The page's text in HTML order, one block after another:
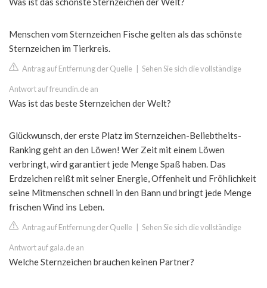
Menschen vom Sternzeichen Fische gelten als das schönste
Sternzeichen im Tierkreis.
Antrag auf Entfernung der Quelle Sehen Sie sich die vollständige
Antwort auf freundin.de an
Was ist das beste Sternzeichen der Welt?
Glückwunsch, der erste Platz im Sternzeichen-Beliebtheits-
Ranking geht an den Löwen! Wer Zeit mit einem Löwen
verbringt, wird garantiert jede Menge Spaß haben. Das
Erdzeichen reißt mit seiner Energie, Offenheit und Fröhlichkeit
seine Mitmenschen schnell in den Bann und bringt jede Menge
frischen Wind ins Leben.
Antrag auf Entfernung der Quelle Sehen Sie sich die vollständige
Antwort auf gala.de an
Welche Sternzeichen brauchen keinen Partner?